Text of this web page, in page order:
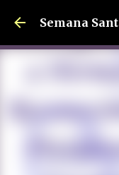
Ir
Semana